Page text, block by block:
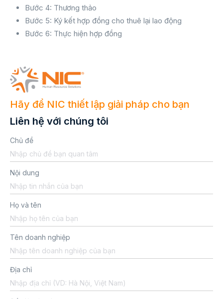
Bước 4: Thương thảo
Bước 5: Ký kết hợp đồng cho thuê lại lao động
Bước 6: Thực hiện hợp đồng
Hãy để NIC thiết lập giải pháp cho bạn
Liên hệ với chúng tôi
Chủ đề
Nội dung
Họ và tên
Tên doanh nghiệp
Địa chỉ